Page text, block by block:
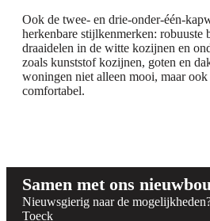
Ook de twee- en drie-onder-één-
herkenbare stijlkenmerken: robuuste
draaidelen in de witte kozijnen en
zoals kunststof kozijnen, goten en
woningen niet alleen mooi, maar ook
comfortabel.
Samen met ons
Nieuwsgierig naar de
Toeck